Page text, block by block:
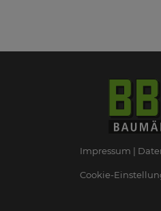
Impressum
Cookie-